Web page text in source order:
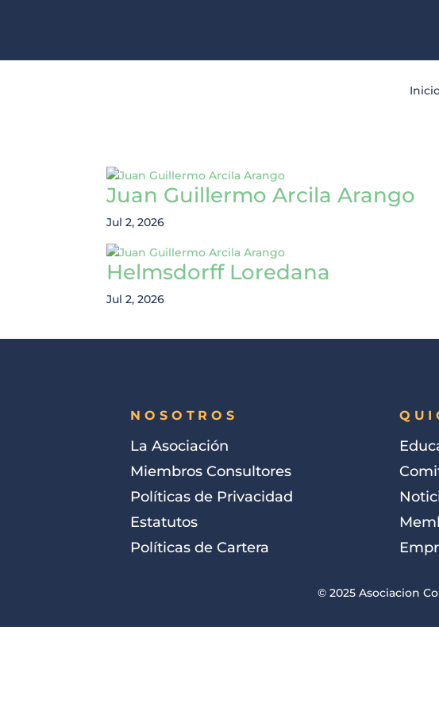
Juan Guillermo Arcila Arango
Jul 2, 2026
Helmsdorff Loredana
Jul 2, 2026
NOSOTROS
La Asociación
Miembros Consultores
Políticas de Privacidad
Estatutos
Políticas de Cartera
© 2025 Asociacion